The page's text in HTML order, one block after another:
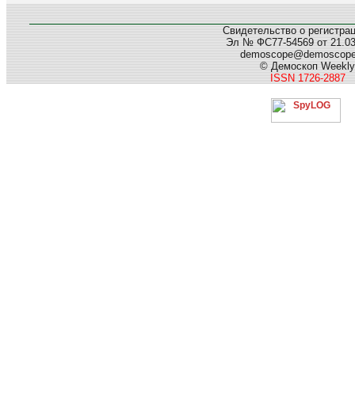
Свидетельство о
Эл № ФС77-54569 от
© Демоскоп Weekly
ISSN 1726-2887